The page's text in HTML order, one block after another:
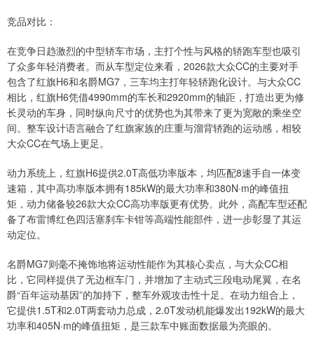
竞品对比：
在竞争日趋激烈的中型轿车市场，主打个性与风格的轿跑车型也吸引
了众多年轻消费者。而从车型定位来看，2026款大众CC的主要对手
包含了红旗H6和名爵MG7，三车均主打年轻轿跑化设计。与大众CC
相比，红旗H6凭借4990mm的车长和2920mm的轴距，打造出更为修
长灵动的车身，同时纵向尺寸的优势也为其带来了更为宽敞的乘坐空
间。整车设计语言融合了红旗家族的庄重与溜背轿跑的运动感，相较
大众CC在气场上更足。
动力系统上，红旗H6提供2.0T高低功率版本，均匹配8速手自一体变
速箱，其中高功率版本拥有185kW的最大功率和380N·m的峰值扭
矩，动力储备较26款大众CC高功率版更有优势。此外，高配车型还配
备了布雷博红色四活塞刹车卡钳等高端性能部件，进一步彰显了其运
动定位。
名爵MG7则毫不掩饰地将运动性能作为其核心卖点，与大众CC相
比，它同样提供了无边框车门，并增加了主动式三段电动尾翼，在名
爵“百年运动基因”的加持下，整车外观攻击性十足。在动力组合上，
它提供1.5T和2.0T两套动力总成，2.0T发动机能爆发出192kW的最大
功率和405N·m的峰值扭矩，是三款车中账面数据最为亮眼的。